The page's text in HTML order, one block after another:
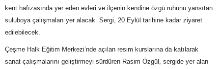
kent hafızasında yer eden evleri ve ilçenin kendine özgü ruhunu yansıtan
suluboya çalışmaları yer alacak. Sergi, 20 Eylül tarihine kadar ziyaret
edilebilecek.
Çeşme Halk Eğitim Merkezi’nde açılan resim kurslarına da katılarak
sanat çalışmalarını geliştirmeyi sürdüren Rasim Özgül, sergide yer alan